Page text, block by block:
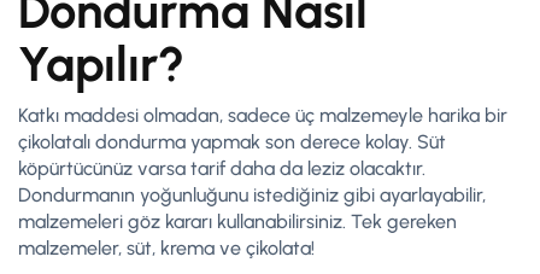
Yapılır?
Katkı maddesi olmadan, sadece üç malzemeyle harika bir
çikolatalı dondurma yapmak son derece kolay. Süt
köpürtücünüz varsa tarif daha da leziz olacaktır.
Dondurmanın yoğunluğunu istediğiniz gibi ayarlayabilir,
malzemeleri göz kararı kullanabilirsiniz. Tek gereken
malzemeler, süt, krema ve çikolata!